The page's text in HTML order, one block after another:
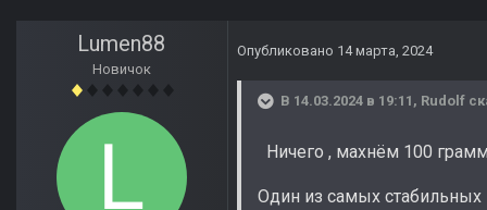
Lumen88
Новичок
Опубликовано 14 марта, 2024
В 14.03.2024 в 19:11, Rudolf
Ничего , махнём 100
Один из самых стабильных